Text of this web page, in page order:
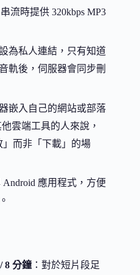
流時提供 320kbps MP3
為私人連結，只有知道
軌後，伺服器會同步刪
嵌入自己的網站或部落
雲端工具的人來說，
」而非「下載」的場
Android 應用程式，方便
8 分鐘：對於短片段足